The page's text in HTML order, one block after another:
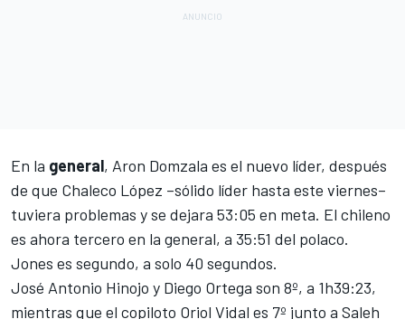
En la general, Aron Domzala es el nuevo líder, después
de que Chaleco López –sólido líder hasta este viernes–
tuviera problemas y se dejara 53:05 en meta. El chileno
es ahora tercero en la general, a 35:51 del polaco.
Jones es segundo, a solo 40 segundos.
José Antonio Hinojo y Diego Ortega son 8º, a 1h39:23,
mientras que el copiloto Oriol Vidal es 7º junto a Saleh